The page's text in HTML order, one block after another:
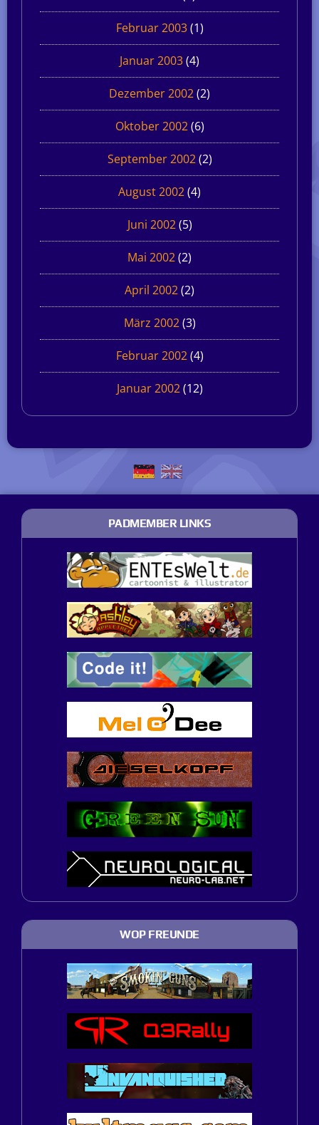
Februar 2003(1)
Januar 2003(4)
Dezember 2002(2)
Oktober 2002(6)
September 2002(2)
August 2002(4)
Juni 2002(5)
Mai 2002(2)
April 2002(2)
März 2002(3)
Februar 2002(4)
Januar 2002(12)
PADMEMBER LINKS
WOP FREUNDE